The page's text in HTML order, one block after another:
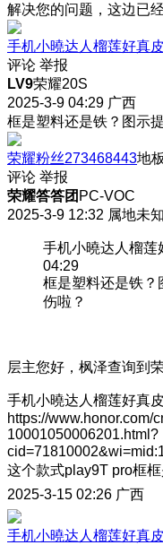
解决您的问题，这边已
手机小曉达人榴莲好真
评论 举报
LV9荣耀20S
2025-3-9 04:29 广西
框是塑料还是铁？图示
荣耀粉丝273468443地板
评论 举报
荣耀答答团 PC-VOC
2025-3-9 12:32 属地未知
手机小曉达人榴莲
04:29
框是塑料还是铁？
伤啦？
层主您好，枫泽查询到
手机小曉达人榴莲好真
https://www.honor.com/
10001050006201.html?
这个款式play9T pro框
2025-3-15 02:26 广西
手机小曉达人榴莲好真